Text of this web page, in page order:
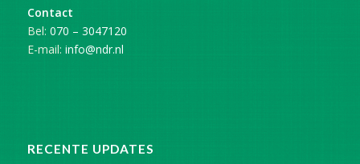
Contact
Bel: 070 – 3047120
E-mail: info@ndr.nl
RECENTE UPDATES